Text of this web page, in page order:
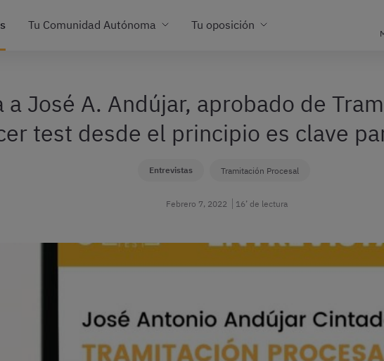
Tu Comunidad Autónoma Tu oposición
a José A. Andújar, aprobado de
test desde el principio es clave
Entrevistas Tramitación Procesal
Febrero 7, 2022 16’ de lectura